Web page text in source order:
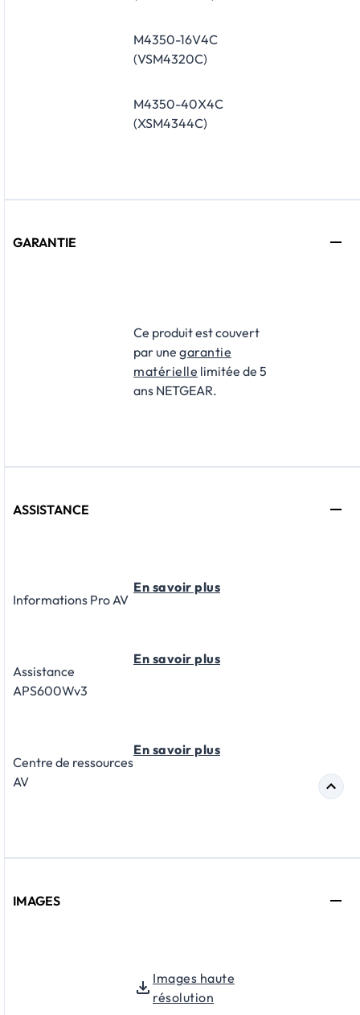
M4350-16V4C
(VSM4320C)
M4350-40X4C
(XSM4344C)
GARANTIE
​Ce produit est couvert
par une garantie
matérielle limitée de 5
ans NETGEAR.
ASSISTANCE
Informations Pro AV
En savoir plus
Assistance
APS600Wv3
En savoir plus
Centre de ressources
AV
En savoir plus
IMAGES
Images haute
résolution